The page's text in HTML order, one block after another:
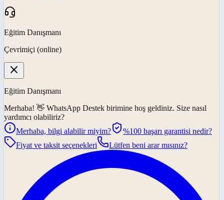
Eğitim Danışmanı
Çevrimiçi (online)
Eğitim Danışmanı
Merhaba! 👋 WhatsApp Destek birimine hoş geldiniz. Size nasıl
yardımcı olabiliriz?
Merhaba, bilgi alabilir miyim?
%100 başarı garantisi nedir?
Fiyat ve taksit seçenekleri
Lütfen beni arar mısınız?